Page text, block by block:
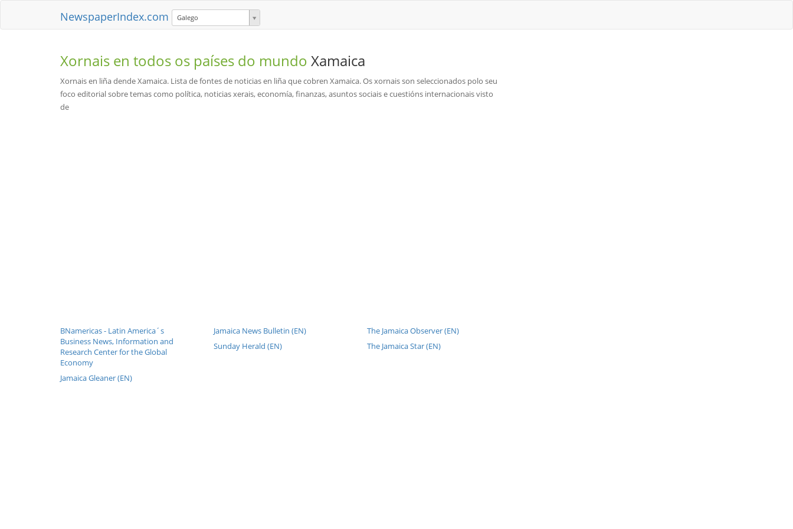
NewspaperIndex.com Galego
Xornais en todos os países do mundo Xamaica
Xornais en liña dende Xamaica. Lista de fontes de noticias en liña que cobren Xamaica. Os xornais son seleccionados polo seu
foco editorial sobre temas como política, noticias xerais, economía, finanzas, asuntos sociais e cuestións internacionais visto
de
BNamericas - Latin America´s
Business News, Information and
Research Center for the Global
Economy
Jamaica Gleaner (EN)
Jamaica News Bulletin (EN)
Sunday Herald (EN)
The Jamaica Observer (EN)
The Jamaica Star (EN)